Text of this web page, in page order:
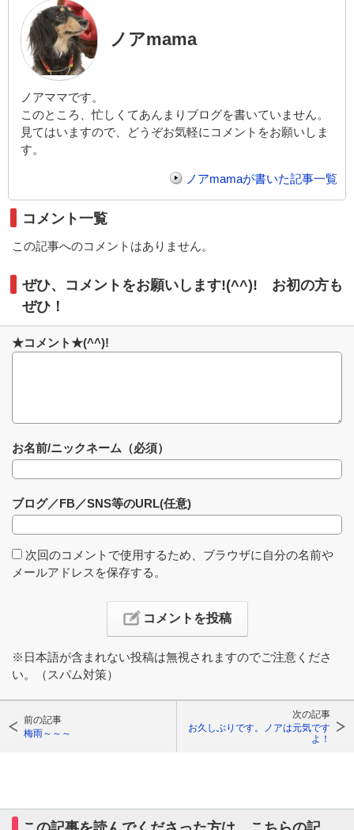
ノアmama
ノアママです。
このところ、忙しくてあんまりブログを書いていません。
見てはいますので、どうぞお気軽にコメントをお願いしま
す。
ノアmamaが書いた記事一覧
コメント一覧
この記事へのコメントはありません。
ぜひ、コメントをお願いします!(^^)! お初の方も
ぜひ！
★コメント★(^^)!
お名前/ニックネーム（必須）
ブログ／FB／SNS等のURL(任意)
次回のコメントで使用するため、ブラウザに自分の名前や
メールアドレスを保存する。
※日本語が含まれない投稿は無視されますのでご注意くださ
い。（スパム対策）
前の記事
梅雨～～～
次の記事
お久しぶりです。ノアは元気です
よ！